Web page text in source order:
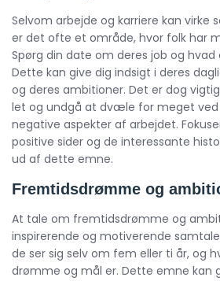
Selvom arbejde og karriere kan virke
er det ofte et område, hvor folk har
Spørg din date om deres job og hvad
Dette kan give dig indsigt i deres
og deres ambitioner. Det er dog
let og undgå at dvæle for meget ved
negative aspekter af arbejdet.
positive sider og de interessante
ud af dette emne.
Fremtidsdrømme og
At tale om fremtidsdrømme og
inspirerende og motiverende
de ser sig selv om fem eller ti år, og
drømme og mål er. Dette emne kan